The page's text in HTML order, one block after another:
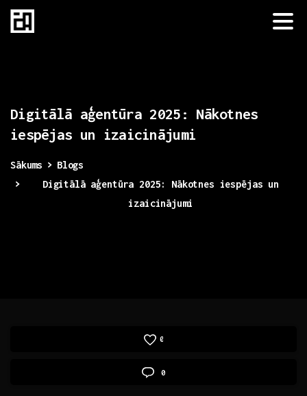
Digitālā aģentūra 2025:
Nākotnes
iespējas un izaicinājumi
Sākums
Blogs
Digitālā aģentūra 2025: Nākotnes iespējas un
izaicinājumi
0
0